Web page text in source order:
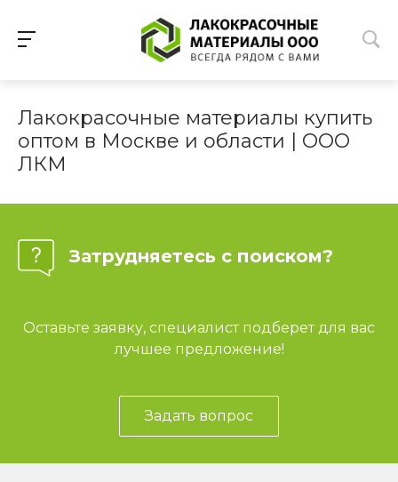
Лакокрасочные материалы купить
оптом в Москве и области | ООО
ЛКМ
Затрудняетесь с поиском?
Оставьте заявку, специалист подберет для вас
лучшее предложение!
Задать вопрос